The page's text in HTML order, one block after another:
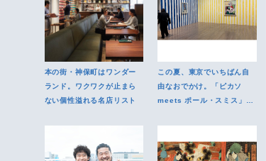
本の街・神保町はワンダー
ランド。ワクワクが止まら
ない個性溢れる名店リスト
この夏、東京でいちばん自
由なおでかけ。「ピカソ
meets ポール・スミス」で